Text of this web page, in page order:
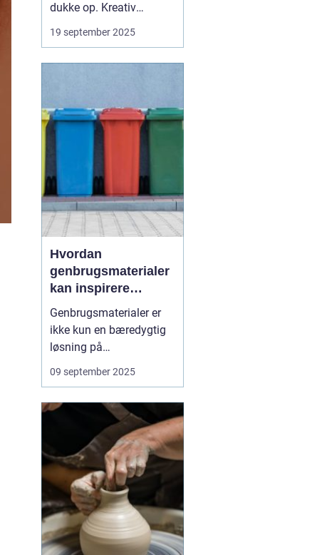
dukke op. Kreativ
inspiration behøver ikke
komme fra klassiske
detaljer, steder du måske
overser, eller si...
19 september 2025
Hvordan
genbrugsmaterialer
kan inspirere
kreativitet
Genbrugsmaterialer er
ikke kun en bæredygtig
løsning på
affaldsproblemet, de kan
også være en kilde til
gamle glas, stofrester
eller papkasser med nye
øjne, åbner vi f...
09 september 2025